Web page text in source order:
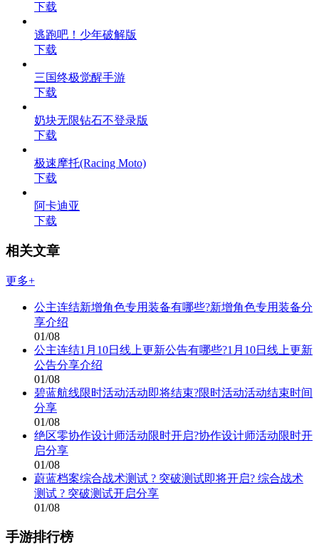
下载
逃跑吧！少年破解版
下载
三国终极觉醒手游
下载
奶块无限钻石不登录版
下载
极速摩托(Racing Moto)
下载
阿卡迪亚
下载
相关文章
更多+
公主连结新增角色专用装备有哪些?新增角色专用装备分
享介绍
01/08
公主连结1月10日线上更新公告有哪些?1月10日线上更新
公告分享介绍
01/08
碧蓝航线限时活动活动即将结束?限时活动活动结束时间
分享
01/08
绝区零协作设计师活动限时开启?协作设计师活动限时开
启分享
01/08
蔚蓝档案综合战术测试 ? 突破测试即将开启? 综合战术
测试 ? 突破测试开启分享
01/08
手游排行榜